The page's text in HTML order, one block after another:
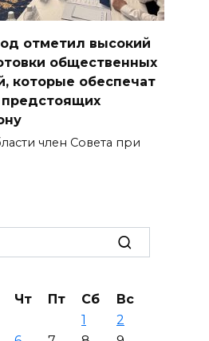
отметил высокий
общественных
которые обеспечат
предстоящих
член Совета при
Чт Пт Сб
Вс
1
2